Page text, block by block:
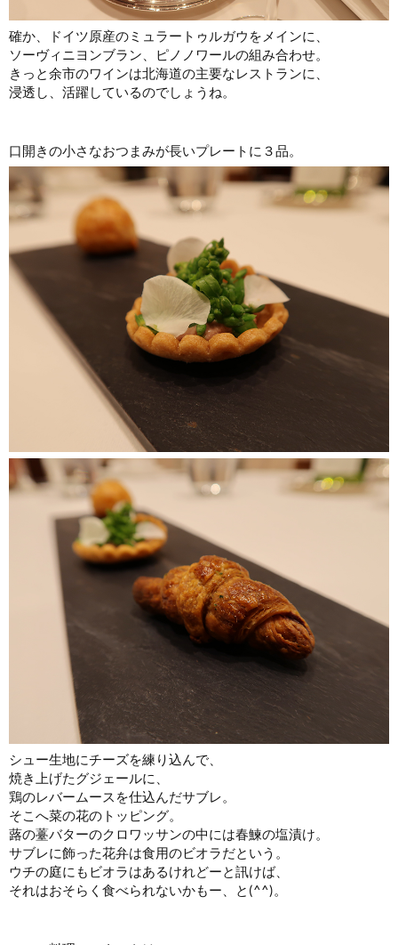
確か、ドイツ原産のミュラートゥルガウをメインに、
ソーヴィニヨンブラン、ピノノワールの組み合わせ。
きっと余市のワインは北海道の主要なレストランに、
浸透し、活躍しているのでしょうね。
口開きの小さなおつまみが長いプレートに３品。
シュー生地にチーズを練り込んで、
焼き上げたグジェールに、
鶏のレバームースを仕込んだサブレ。
そこへ菜の花のトッピング。
蕗の薹バターのクロワッサンの中には春鰊の塩漬け。
サブレに飾った花弁は食用のビオラだという。
ウチの庭にもビオラはあるけれどーと訊けば、
それはおそらく食べられないかもー、と(^^)。